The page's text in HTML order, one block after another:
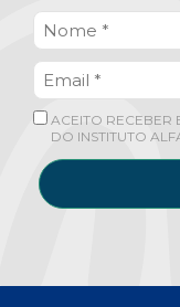
ACEITO RECEBER
DO INSTITUTO